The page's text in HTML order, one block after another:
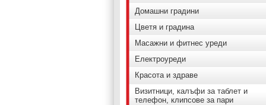
Домашни градини
Цветя и градина
Масажни и фитнес уреди
Електроуреди
Красота и здраве
Визитници, калъфи за таблет и
телефон, клипсове за пари